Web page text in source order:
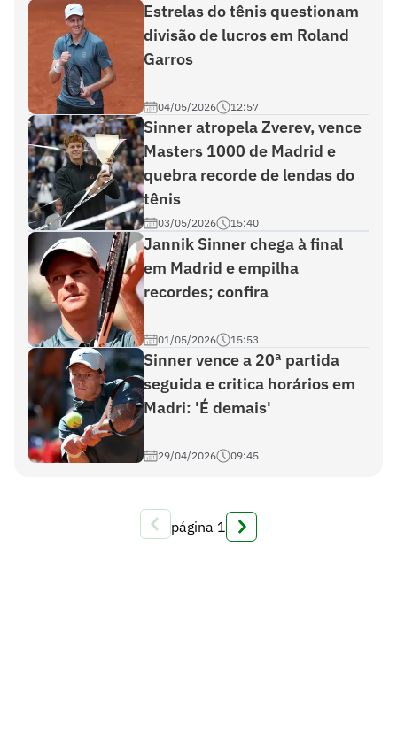
Estrelas do tênis questionam
divisão de lucros em Roland
Garros
04/05/2026 12:57
Sinner atropela Zverev, vence
Masters 1000 de Madrid e
quebra recorde de lendas do
tênis
03/05/2026 15:40
Jannik Sinner chega à final
em Madrid e empilha
recordes; confira
01/05/2026 15:53
Sinner vence a 20ª partida
seguida e critica horários em
Madri: 'É demais'
29/04/2026 09:45
página 1